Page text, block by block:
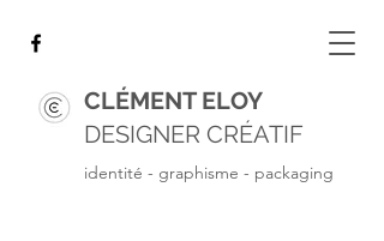
CLÉMENT ELOY
DESIGNER CRÉATIF
identité - graphisme - packaging